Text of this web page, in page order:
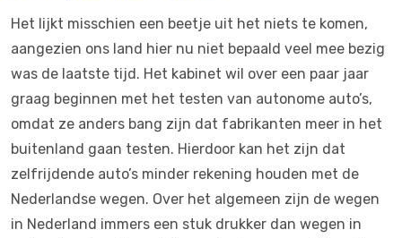
Het lijkt misschien een beetje uit het niets te komen,
aangezien ons land hier nu niet bepaald veel mee bezig
was de laatste tijd. Het kabinet wil over een paar jaar
graag beginnen met het testen van autonome auto’s,
omdat ze anders bang zijn dat fabrikanten meer in het
buitenland gaan testen. Hierdoor kan het zijn dat
zelfrijdende auto’s minder rekening houden met de
Nederlandse wegen. Over het algemeen zijn de wegen
in Nederland immers een stuk drukker dan wegen in